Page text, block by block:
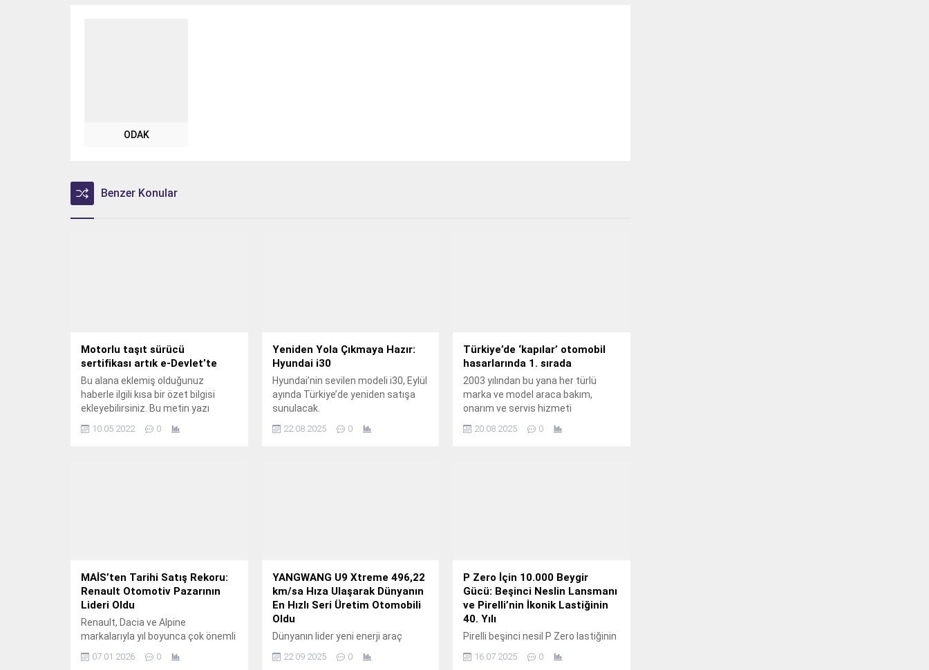
ODAK
Benzer Konular
Motorlu taşıt sürücü
sertifikası artık e-Devlet’te
Bu alana eklemiş olduğunuz
haberle ilgili kısa bir özet bilgisi
ekleyebilirsiniz. Bu metin yazı
düzenleme sayfasında "Özet"
bölümünden eklenebilir. Özet
10.05.2022 0
Yeniden Yola Çıkmaya Hazır:
Hyundai i30
Hyundai’nin sevilen modeli i30, Eylül
ayında Türkiye’de yeniden satışa
sunulacak.
22.08.2025 0
Türkiye’de ‘kapılar’ otomobil
hasarlarında 1. sırada
2003 yılından bu yana her türlü
marka ve model araca bakım,
onarım ve servis hizmeti
veren Homer Smart Auto Services,
20 yıldır oluşturduğu ve yaklaşık 1
20.08.2025 0
MAİS’ten Tarihi Satış Rekoru:
Renault Otomotiv Pazarının
Lideri Oldu
Renault, Dacia ve Alpine
markalarıyla yıl boyunca çok önemli
otomotiv sektörünün rekora
07.01.2026 0
YANGWANG U9 Xtreme 496,22
km/sa Hıza Ulaşarak Dünyanın
En Hızlı Seri Üretim Otomobili
Oldu
Dünyanın lider yeni enerji araç
inovasyon gücüyle sektörde çıtayı
22.09.2025 0
P Zero İçin 10.000 Beygir
Gücü: Beşinci Neslin Lansmanı
ve Pirelli’nin İkonik Lastiğinin
40. Yılı
Pirelli beşinci nesil P Zero lastiğinin
Festivali’nin (Goodwood Festival of
16.07.2025 0